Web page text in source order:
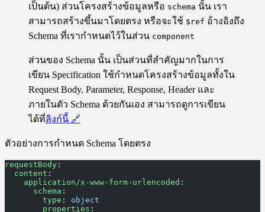
เป็นต้น) ส่วนโครงสร้างข้อมูลหรือ schema นั้น เรา
สามารถสร้างขึ้นมาโดยตรง หรือจะใช้ $ref อ้างอิงถึง
Schema ที่เรากำหนดไว้ในส่วน component
ส่วนของ Schema นั้น เป็นส่วนที่สำคัญมากในการ
เขียน Specification ใช้กำหนดโครงสร้างข้อมูลทั้งใน
Request Body, Parameter, Response, Header และ
ภายในตัว Schema ด้วยกันเอง สามารถดูการเขียน
ได้ที่ลิงก์นี้ 🔗
ตัวอย่างการกำหนด Schema โดยตรง
requestBody :
  content
:
    application/x-www-form-urlencoded
:
      schema
:
        type
: object
        properties
: